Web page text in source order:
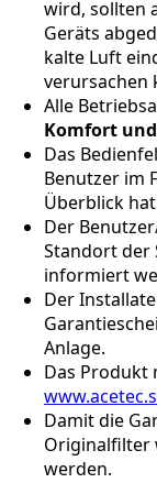
wird, sollten
Geräts
kalte Luft
verursachen
Alle
Komfort
Das
Benutzer im
Überblick
Der
Standort der
informiert
Der
Anlage.
Das Produkt
Damit die
Originalfilter
werden.